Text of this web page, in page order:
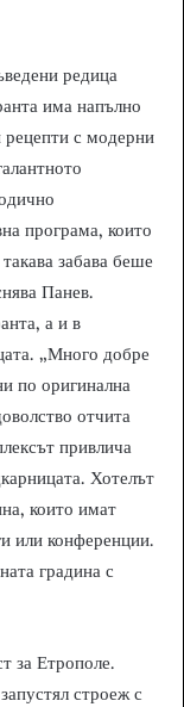
редица
има напълно
с модерни
програма, които
забава беше
Панев.
а и в
„Много добре
по оригинална
отчита
привлича
Хотелът
които имат
или конференции.
градина с
за Етрополе.
строеж с